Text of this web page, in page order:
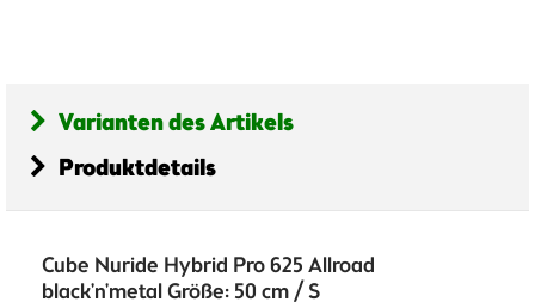
Varianten des Artikels
Produktdetails
Cube Nuride Hybrid Pro 625 Allroad
black'n'metal Größe: 50 cm / S